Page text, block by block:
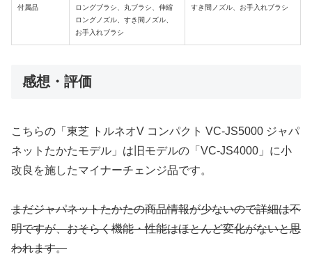
付属品
ロングブラシ、丸ブラシ、伸縮
ロングノズル 、すき間ノズル、
お手入れブラシ
すき間ノズル、お手入れブラシ
感想・評価
こちらの「東芝 トルネオV コンパクト VC-JS5000 ジャパ
ネットたかたモデル」は旧モデルの「VC-JS4000」に小
改良を施したマイナーチェンジ品です。
まだジャパネットたかたの商品情報が少ないので詳細は不
明ですが、おそらく機能・性能はほとんど変化がないと思
われます。